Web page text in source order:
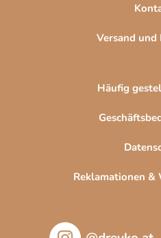
Versand und
Häufig
Reklamationen &